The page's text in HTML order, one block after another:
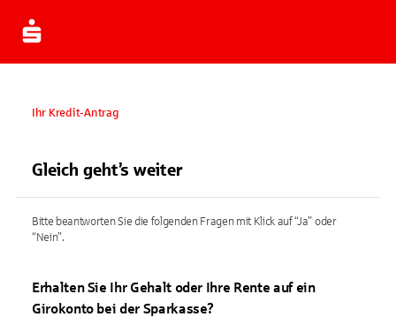
Ihr Kredit-Antrag
Gleich geht’s weiter
Bitte beantworten Sie die folgenden Fragen mit Klick auf “Ja” oder
“Nein”.
Erhalten Sie Ihr Gehalt oder Ihre Rente auf ein
Girokonto bei der Sparkasse?